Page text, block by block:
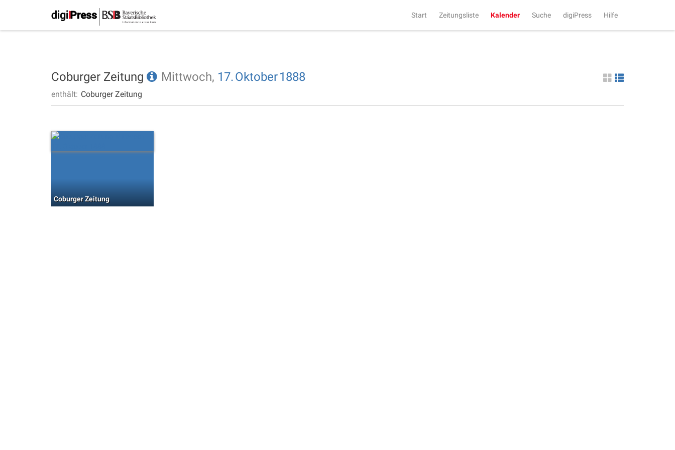
Start Zeitungsliste Kalender Suche digiPress Hilfe
Coburger Zeitung Mittwoch, 17.Oktober1888
enthält: Coburger Zeitung
Coburger Zeitung